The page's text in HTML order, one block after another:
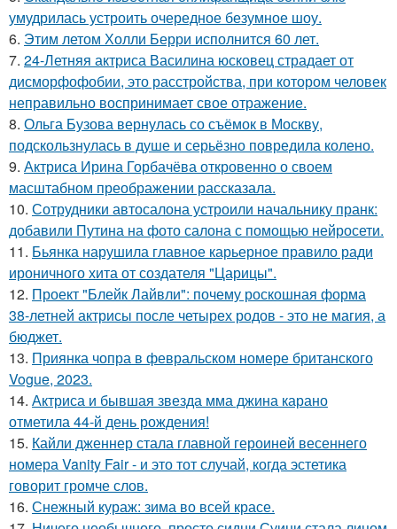
умудрилась устроить очередное безумное шоу.
6. Этим летом Холли Берри исполнится 60 лет.
7. 24-Летняя актриса Василина юсковец страдает от
дисморфофобии, это расстройства, при котором человек
неправильно воспринимает свое отражение.
8. Ольга Бузова вернулась со съёмок в Москву,
подскользнулась в душе и серьёзно повредила колено.
9. Актриса Ирина Горбачёва откровенно о своем
масштабном преображении рассказала.
10. Сотрудники автосалона устроили начальнику пранк:
добавили Путина на фото салона с помощью нейросети.
11. Бьянка нарушила главное карьерное правило ради
ироничного хита от создателя "Царицы".
12. Проект "Блейк Лайвли": почему роскошная форма
38-летней актрисы после четырех родов - это не магия, а
бюджет.
13. Приянка чопра в февральском номере британского
Vogue, 2023.
14. Актриса и бывшая звезда мма джина карано
отметила 44-й день рождения!
15. Кайли дженнер стала главной героиней весеннего
номера Vanity Fair - и это тот случай, когда эстетика
говорит громче слов.
16. Снежный кураж: зима во всей красе.